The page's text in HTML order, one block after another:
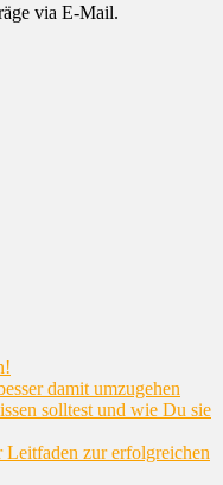
via E-Mail.
damit umzugehen
solltest und wie Du sie
zur erfolgreichen